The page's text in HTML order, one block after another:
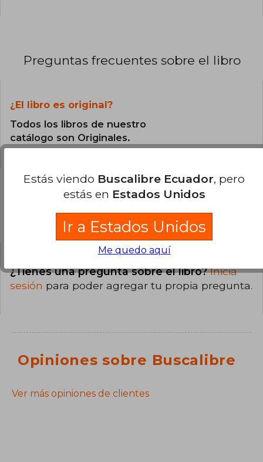
Preguntas frecuentes sobre el libro
¿El libro es original?
Todos los libros de nuestro
catálogo son Originales.
Preguntas y respuestas sobre el libro
¿Tienes una pregunta sobre el libro?Inicia
sesión para poder agregar tu propia pregunta.
Opiniones sobre Buscalibre
Ver más opiniones de clientes
Estás viendo Buscalibre Ecuador, pero
estás en Estados Unidos
Ir a Estados Unidos
Me quedo aquí